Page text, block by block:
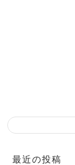
最近の投稿